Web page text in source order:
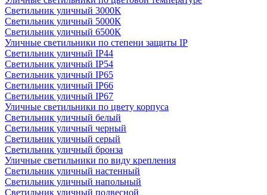
Cветильник уличный 3000К
Cветильник уличный 5000К
Cветильник уличный 6500К
Уличные светильники по степени защиты IP
Светильник уличный IP44
Светильник уличный IP54
Светильник уличный IP65
Светильник уличный IP66
Светильник уличный IP67
Уличные светильники по цвету корпуса
Светильник уличный белый
Светильник уличный черный
Светильник уличный серый
Светильник уличный бронза
Уличные светильники по виду крепления
Светильник уличный настенный
Светильник уличный напольный
Светильник уличный подвесной